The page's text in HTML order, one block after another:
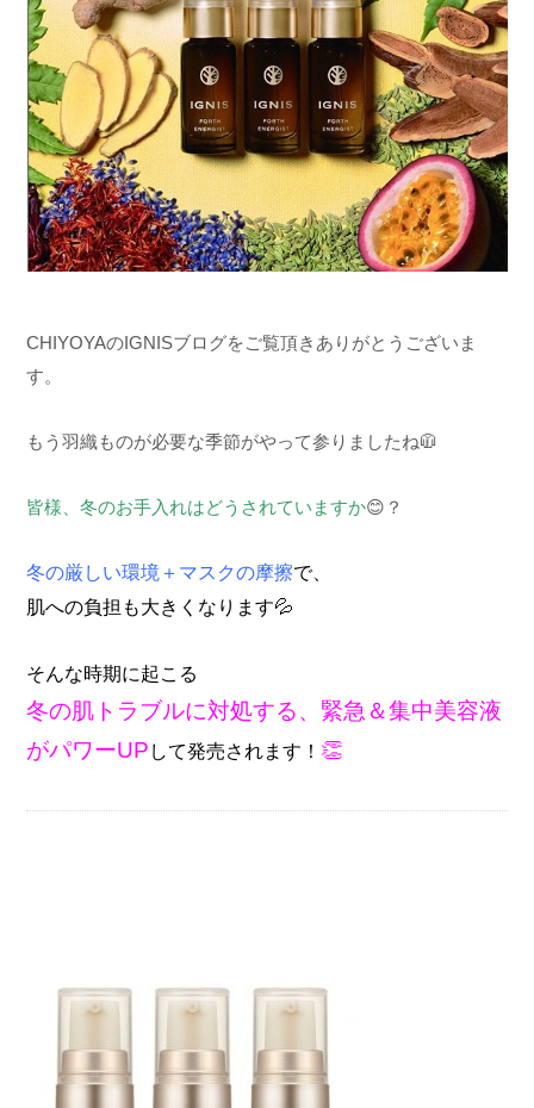
CHIYOYAのIGNISブログをご覧頂きありがとうございま
す。
もう羽織ものが必要な季節がやって参りましたね🧥
皆様、冬のお手入れはどうされていますか😊？
冬の厳しい環境＋マスクの摩擦で、
肌への負担も大きくなります💦
そんな時期に起こる
冬の肌トラブルに対処する、緊急＆集中美容液
がパワーUP して発売されます！ 👏